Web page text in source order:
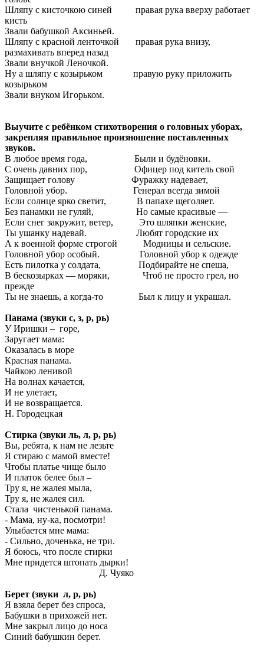
Шляпу с кисточкою синей правая рука вверху работает
кисть
Звали бабушкой Аксиньей.
Шляпу с красной ленточкой правая рука внизу,
размахивать вперед назад
Звали внучкой Леночкой.
Ну а шляпу с козырьком правую руку приложить
козырьком
Звали внуком Игорьком.
Выучите с ребёнком стихотворения о головных уборах,
закрепляя правильное произношение поставленных
звуков.
В любое время года, Были и будёновки.
С очень давних пор, Офицер под китель свой
Защищает голову Фуражку надевает,
Головной убор. Генерал всегда зимой
Если солнце ярко светит, В папахе щеголяет.
Без панамки не гуляй, Но самые красивые —
Если снег закружит, ветер, Это шляпки женские,
Ты ушанку надевай. Любят городские их
А к военной форме строгой Модницы и сельские.
Головной убор особый. Головной убор к одежде
Есть пилотка у солдата, Подбирайте не спеша,
В бескозырках — моряки, Чтоб не просто грел, но
прежде
Ты не знаешь, а когда-то Был к лицу и украшал.
Панама (звуки с, з, р, рь)
У Иришки – горе,
Заругает мама:
Оказалась в море
Красная панама.
Чайкою ленивой
На волнах качается,
И не улетает,
И не возвращается.
Н. Городецкая
Стирка (звуки ль, л, р, рь)
Вы, ребята, к нам не лезьте
Я стираю с мамой вместе!
Чтобы платье чище было
И платок белее был –
Тру я, не жалея мыла,
Тру я, не жалея сил.
Стала чистенькой панама.
- Мама, ну-ка, посмотри!
Улыбается мне мама:
- Сильно, доченька, не три.
Я боюсь, что после стирки
Мне придется штопать дырки!
Д. Чуяко
Берет (звуки л, р, рь)
Я взяла берет без спроса,
Бабушки в прихожей нет.
Мне закрыл лицо до носа
Синий бабушкин берет.